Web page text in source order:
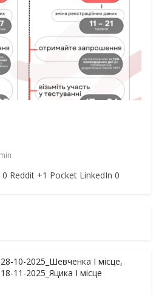
Reddit +1 Pocket LinkedIn 0
10-2025_Шевченка І місце,
11-2025_Яцика І місце